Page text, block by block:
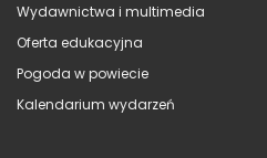
Wydawnictwa i multimedia
Oferta edukacyjna
Pogoda w powiecie
Kalendarium wydarzeń